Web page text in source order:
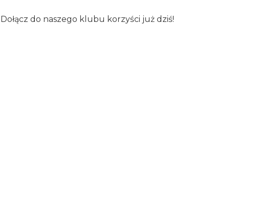
Dołącz do naszego klubu korzyści już dziś!